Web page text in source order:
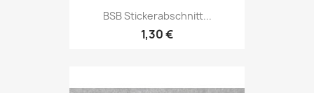
BSB Stickerabschnitt...
1,30 €